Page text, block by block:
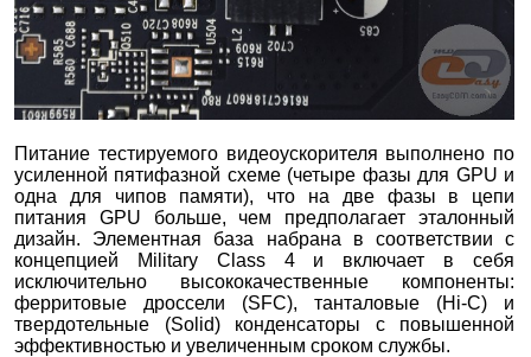
Питание тестируемого видеоускорителя выполнено по
усиленной пятифазной схеме (четыре фазы для GPU и
одна для чипов памяти), что на две фазы в цепи
питания GPU больше, чем предполагает эталонный
дизайн. Элементная база набрана в соответствии с
концепцией Military Class 4 и включает в себя
исключительно высококачественные компоненты:
ферритовые дроссели (SFC), танталовые (Hi-C) и
твердотельные (Solid) конденсаторы с повышенной
эффективностью и увеличенным сроком службы.